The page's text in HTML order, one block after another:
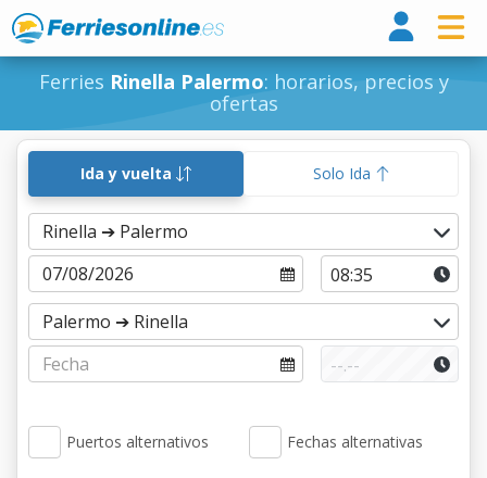
Ferries Rinella Palermo: horarios, precios y
ofertas
Ida y vuelta Solo Ida
Puertos alternativos Fechas alternativas